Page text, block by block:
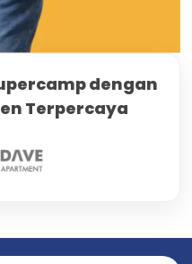
dengan
Terpercaya